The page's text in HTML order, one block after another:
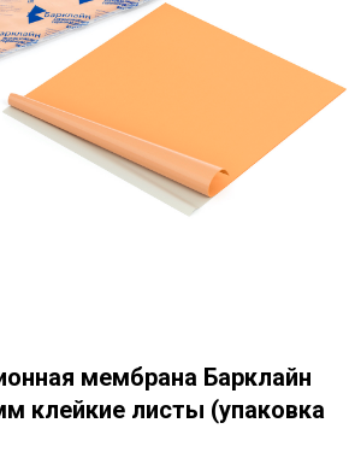
мембрана Барклайн
клейкие листы (упаковка